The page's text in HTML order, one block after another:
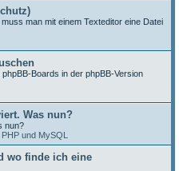
man mit einem Texteditor eine Datei
Boards in der phpBB-Version
Was nun?
nun?
und MySQL
wo finde ich eine